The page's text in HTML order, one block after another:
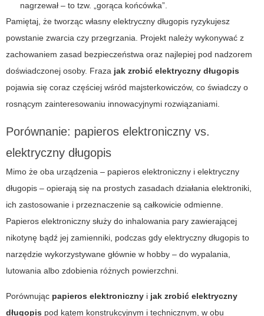
nagrzewał – to tzw. „gorąca końcówka”.
Pamiętaj, że tworząc własny elektryczny długopis ryzykujesz
powstanie zwarcia czy przegrzania. Projekt należy wykonywać z
zachowaniem zasad bezpieczeństwa oraz najlepiej pod nadzorem
doświadczonej osoby. Fraza jak zrobić elektryczny długopis
pojawia się coraz częściej wśród majsterkowiczów, co świadczy o
rosnącym zainteresowaniu innowacyjnymi rozwiązaniami.
Porównanie: papieros elektroniczny vs.
elektryczny długopis
Mimo że oba urządzenia – papieros elektroniczny i elektryczny
długopis – opierają się na prostych zasadach działania elektroniki,
ich zastosowanie i przeznaczenie są całkowicie odmienne.
Papieros elektroniczny służy do inhalowania pary zawierającej
nikotynę bądź jej zamienniki, podczas gdy elektryczny długopis to
narzędzie wykorzystywane głównie w hobby – do wypalania,
lutowania albo zdobienia różnych powierzchni.
Porównując papieros elektroniczny i jak zrobić elektryczny
długopis pod kątem konstrukcyjnym i technicznym, w obu